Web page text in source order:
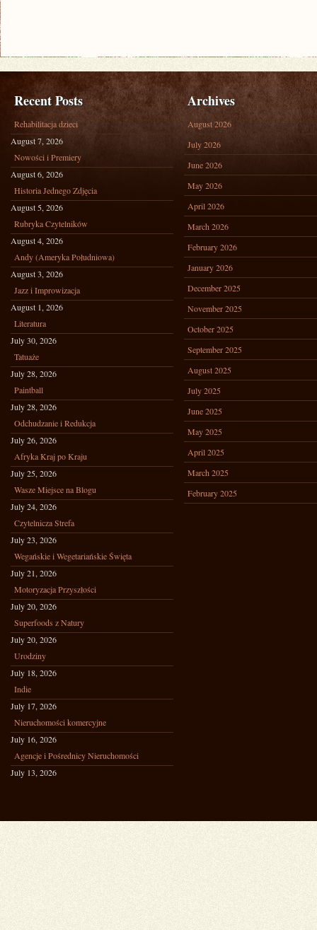
Recent Posts
Rehabilitacja dzieci
August 7, 2026
Nowości i Premiery
August 6, 2026
Historia Jednego Zdjęcia
August 5, 2026
Rubryka Czytelników
August 4, 2026
Andy (Ameryka Południowa)
August 3, 2026
Jazz i Improwizacja
August 1, 2026
Literatura
July 30, 2026
Tatuaże
July 28, 2026
Paintball
July 28, 2026
Odchudzanie i Redukcja
July 26, 2026
Afryka Kraj po Kraju
July 25, 2026
Wasze Miejsce na Blogu
July 24, 2026
Czytelnicza Strefa
July 23, 2026
Wegańskie i Wegetariańskie Święta
July 21, 2026
Motoryzacja Przyszłości
July 20, 2026
Superfoods z Natury
July 20, 2026
Urodziny
July 18, 2026
Indie
July 17, 2026
Nieruchomości komercyjne
July 16, 2026
Agencje i Pośrednicy Nieruchomości
July 13, 2026
Archives
August 2026
July 2026
June 2026
May 2026
April 2026
March 2026
February 2026
January 2026
December 2025
November 2025
October 2025
September 2025
August 2025
July 2025
June 2025
May 2025
April 2025
March 2025
February 2025